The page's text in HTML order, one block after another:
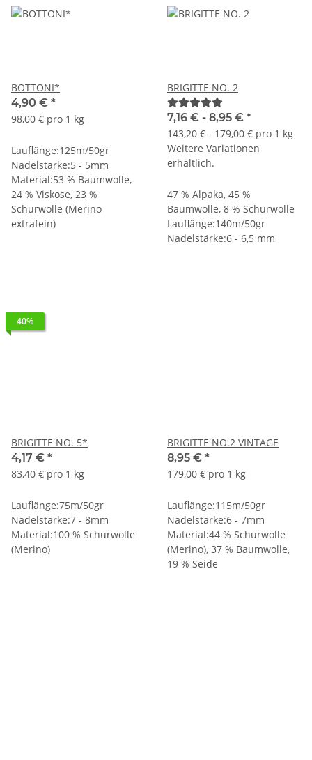
BOTTONI*
4,90 € *
98,00 € pro 1 kg
Lauflänge:125m/50gr
Nadelstärke:5 - 5mm
Material:53 % Baumwolle,
24 % Viskose, 23 %
Schurwolle (Merino
extrafein)
BRIGITTE NO. 2
7,16 € - 8,95 € *
143,20 € - 179,00 € pro 1 kg
Weitere Variationen
erhältlich.
47 % Alpaka, 45 %
Baumwolle, 8 % Schurwolle
Lauflänge:140m/50gr
Nadelstärke:6 - 6,5 mm
40%
BRIGITTE NO. 5*
4,17 € *
83,40 € pro 1 kg
Lauflänge:75m/50gr
Nadelstärke:7 - 8mm
Material:100 % Schurwolle
(Merino)
BRIGITTE NO.2 VINTAGE
8,95 € *
179,00 € pro 1 kg
Lauflänge:115m/50gr
Nadelstärke:6 - 7mm
Material:44 % Schurwolle
(Merino), 37 % Baumwolle,
19 % Seide